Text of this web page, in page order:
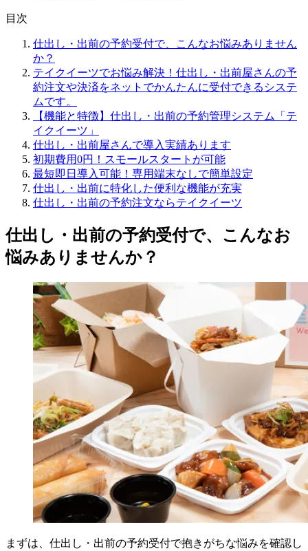
目次
仕出し・出前の予約受付で、こんなお悩みありません
か？
テイクイーツでお悩み解決！仕出し・出前屋さんの予
約注文や決済をネットでかんたんに受付できるシステ
ムです。
【機能と特徴】仕出し・出前の予約管理システム「テ
イクイーツ」
仕出し・出前屋さんで導入実績あります
初期費用0円！スモールスタートが可能
最短即日導入可能！専用端末なしで簡単設定
仕出し・出前に特化した便利な機能が充実
仕出し・出前の予約注文ならテイクイーツ
仕出し・出前の予約受付で、こんなお
悩みありませんか？
まずは、仕出し・出前の予約受付で抱きがちな悩みを確認し